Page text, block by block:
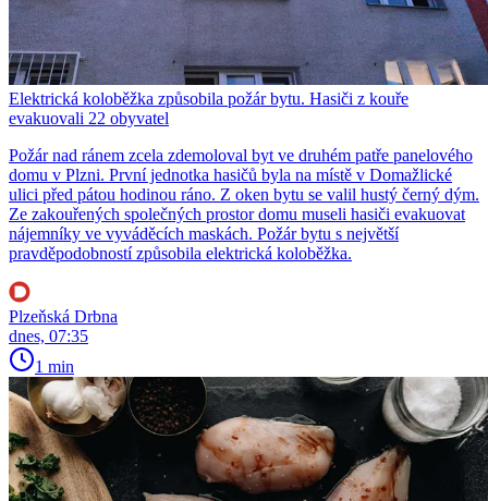
Elektrická koloběžka způsobila požár bytu. Hasiči z kouře
evakuovali 22 obyvatel
Požár nad ránem zcela zdemoloval byt ve druhém patře panelového
domu v Plzni. První jednotka hasičů byla na místě v Domažlické
ulici před pátou hodinou ráno. Z oken bytu se valil hustý černý dým.
Ze zakouřených společných prostor domu museli hasiči evakuovat
nájemníky ve vyváděcích maskách. Požár bytu s největší
pravděpodobností způsobila elektrická koloběžka.
Plzeňská Drbna
dnes, 07:35
1 min